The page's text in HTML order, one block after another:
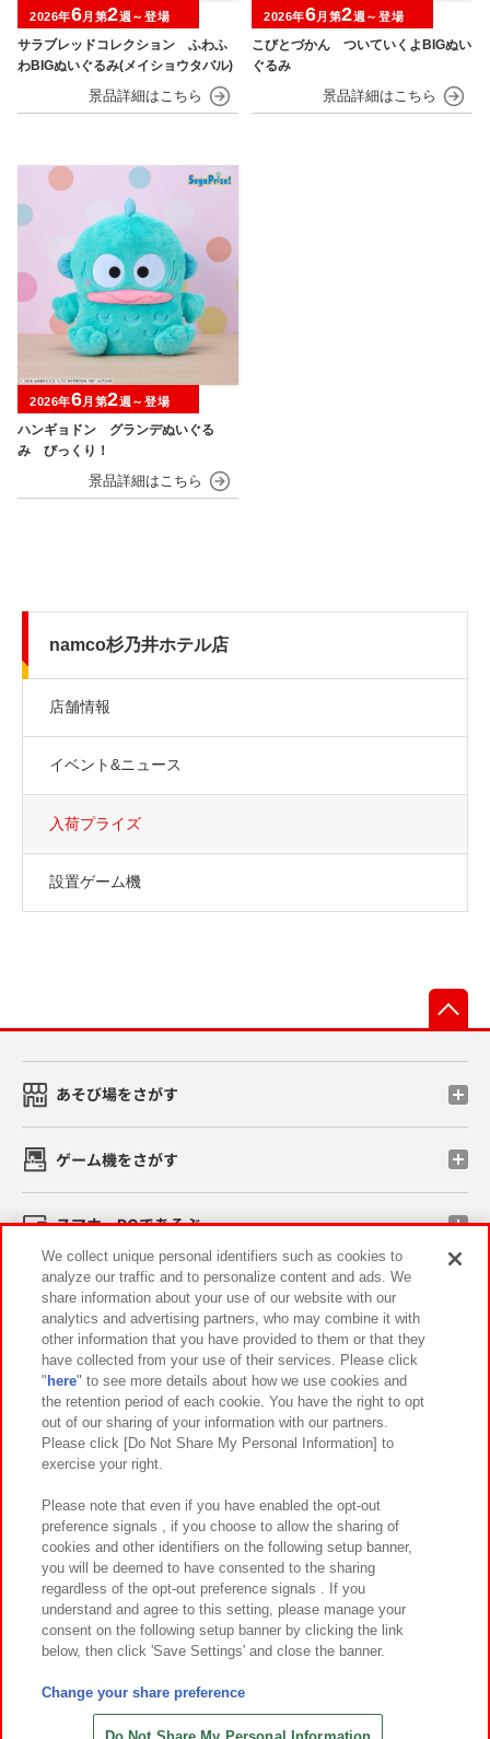
サラブレッドコレクション ふわふ
わBIGぬいぐるみ(メイショウタバル)
2026年6月第2週～登場
こびとづかん ついていくよBIGぬい
ぐるみ
2026年6月第2週～登場
ハンギョドン グランデぬいぐる
み びっくり！
2026年6月第2週～登場
namco杉乃井ホテル店
店舗情報
イベント&ニュース
入荷プライズ
設置ゲーム機
あそび場をさがす
ゲーム機をさがす
スマホ・PCであそぶ
イベント・キャンペーン
関連会社 サステナビリティ サイトポリシー
プライバシーポリシー ウェブアクセシビリティ方針と検証結果
お取引先さまとともに
カスタマーハラスメント対応方針 よくあるご質問・お問い合わせ
©Bandai Namco Amusement Inc.
©Bandai Namco Amusement Lab Inc.
©HANAYASHIKI Co., Ltd. All Rights Reserved.
We collect unique personal identifiers such as cookies to
analyze our traffic and to personalize content and ads. We
share information about your use of our website with our
analytics and advertising partners, who may combine it with
other information that you have provided to them or that they
have collected from your use of their services. Please click
" here" to see more details about how we use cookies and
the retention period of each cookie. You have the right to opt
out of our sharing of your information with our partners.
Please click [Do Not Share My Personal Information] to
exercise your right.
Please note that even if you have enabled the opt-out
preference signals , if you choose to allow the sharing of
cookies and other identifiers on the following setup banner,
you will be deemed to have consented to the sharing
regardless of the opt-out preference signals . If you
understand and agree to this setting, please manage your
consent on the following setup banner by clicking the link
below, then click 'Save Settings' and close the banner.
Change your share preference